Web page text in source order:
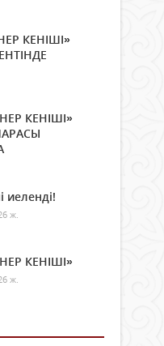
КЕНІШІ»
КЕНІШІ»
иеленді!
ж.
КЕНІШІ»
ж.